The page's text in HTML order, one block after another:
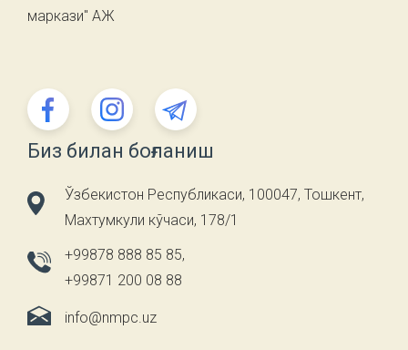
маркази" АЖ
Биз билан боғланиш
Ўзбекистон Республикаси, 100047, Тошкент,
Махтумкули кўчаси, 178/1
+99878 888 85 85,
+99871 200 08 88
info@nmpc.uz